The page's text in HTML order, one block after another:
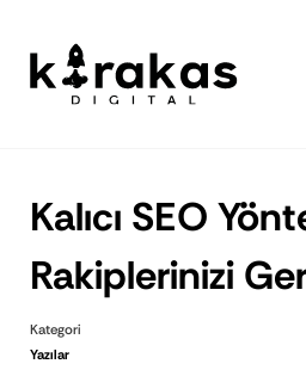
Kalıcı SEO
Rakiplerinizi
Kategori
Yazılar